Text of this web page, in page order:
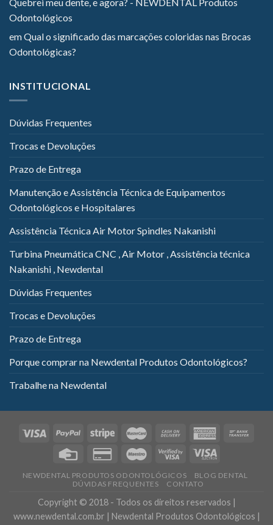
Odontológicos
emQual o significado das marcações coloridas nas Brocas
Odontológicas?
INSTITUCIONAL
Dúvidas Frequentes
Trocas e Devoluções
Prazo de Entrega
Manutenção e Assistência Técnica de Equipamentos
Odontológicos e Hospitalares
Assistência Técnica Air Motor Spindles Nakanishi
Turbina Pneumática CNC , Air Motor , Assistência técnica
Nakanishi , Newdental
Dúvidas Frequentes
Trocas e Devoluções
Prazo de Entrega
Porque comprar na Newdental Produtos Odontológicos?
Trabalhe na Newdental
NEWDENTAL PRODUTOS ODONTOLÓGICOS
BLOG DENTAL
DÚVIDAS FREQUENTES
CONTATO
Copyright © 2018 - Todos os direitos reservados |
www.newdental.com.br | Newdental Produtos Odontológicos |